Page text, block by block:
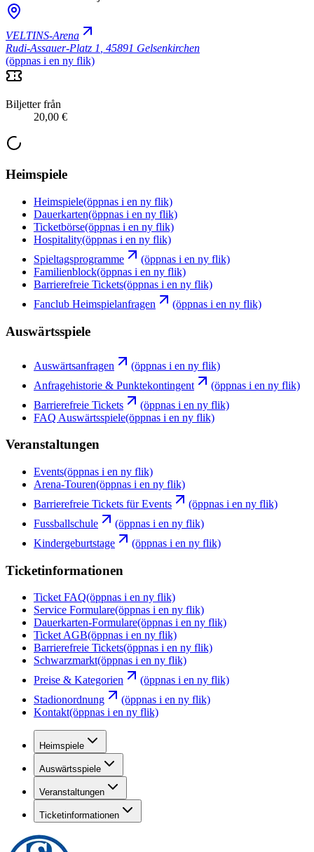
VELTINS-Arena
Rudi-Assauer-Platz 1 45891 Gelsenkirchen
(öppnas i en ny flik)
Biljetter från
20,00 €
Heimspiele
Heimspiele(öppnas i en ny flik)
Dauerkarten(öppnas i en ny flik)
Ticketbörse(öppnas i en ny flik)
Hospitality(öppnas i en ny flik)
Spieltagsprogramme
(öppnas i en ny flik)
Familienblock(öppnas i en ny flik)
Barrierefreie Tickets(öppnas i en ny flik)
Fanclub Heimspielanfragen
(öppnas i en ny flik)
Auswärtsspiele
Auswärtsanfragen
(öppnas i en ny flik)
Anfragehistorie & Punktekontingent
(öppnas i en ny flik)
Barrierefreie Tickets
(öppnas i en ny flik)
FAQ Auswärtsspiele(öppnas i en ny flik)
Veranstaltungen
Events(öppnas i en ny flik)
Arena-Touren(öppnas i en ny flik)
Barrierefreie Tickets für Events
(öppnas i en ny flik)
Fussballschule
(öppnas i en ny flik)
Kindergeburtstage
(öppnas i en ny flik)
Ticketinformationen
Ticket FAQ(öppnas i en ny flik)
Service Formulare(öppnas i en ny flik)
Dauerkarten-Formulare(öppnas i en ny flik)
Ticket AGB(öppnas i en ny flik)
Barrierefreie Tickets(öppnas i en ny flik)
Schwarzmarkt(öppnas i en ny flik)
Preise & Kategorien
(öppnas i en ny flik)
Stadionordnung
(öppnas i en ny flik)
Kontakt(öppnas i en ny flik)
Heimspiele
Auswärtsspiele
Veranstaltungen
Ticketinformationen